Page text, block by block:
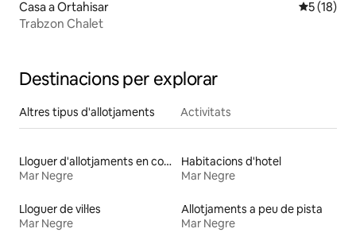
Casa a Ortahisar 5 de
5 (18)
Trabzon Chalet
Destinacions per explorar
Altres tipus d'allotjaments Activitats
Lloguer d'allotjaments en contenidors de transport
Mar Negre
Habitacions d'hotel
Mar Negre
Lloguer de vil·les
Mar Negre
Allotjaments a peu de pista
Mar Negre